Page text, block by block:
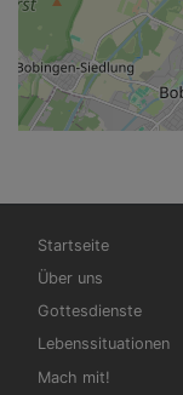
Hauptnavigation
Startseite
Über uns
Gottesdienste
Lebenssituationen
Mach mit!